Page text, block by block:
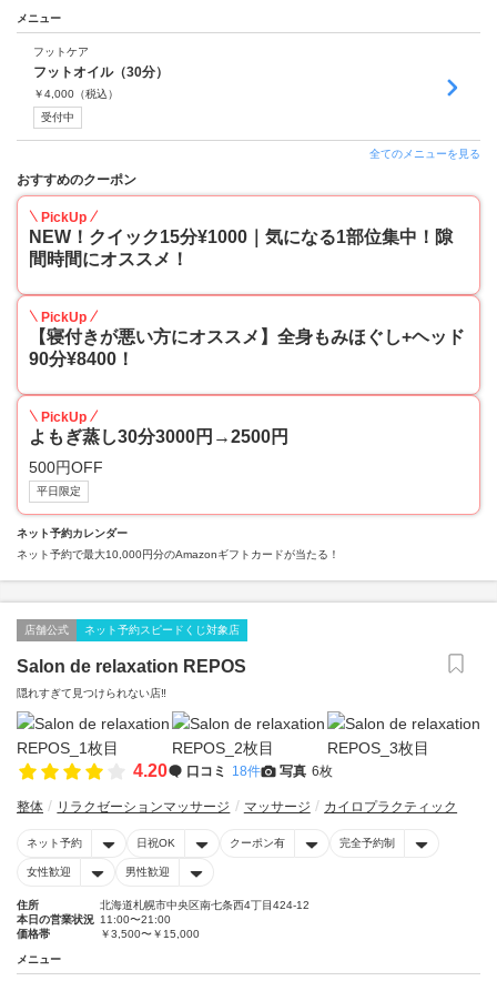
メニュー
フットケア
フットオイル（30分）
￥4,000 （税込）
受付中
全てのメニューを見る
おすすめのクーポン
PickUp
NEW！クイック15分¥1000｜気になる1部位集中！隙
間時間にオススメ！
PickUp
【寝付きが悪い方にオススメ】全身もみほぐし+ヘッド
90分¥8400！
PickUp
よもぎ蒸し30分3000円→2500円
500円OFF
平日限定
ネット予約カレンダー
ネット予約で最大10,000円分のAmazonギフトカードが当たる！
店舗公式 ネット予約スピードくじ対象店
Salon de relaxation REPOS
隠れすぎて見つけられない店‼️
4.20 口コミ 18件 写真 6枚
整体 リラクゼーションマッサージ マッサージ カイロプラクティック
ネット予約 日祝OK クーポン有 完全予約制
女性歓迎 男性歓迎
住所
北海道札幌市中央区南七条西4丁目424-12
本日の営業状況 11:00〜21:00
価格帯
￥3,500〜￥15,000
メニュー